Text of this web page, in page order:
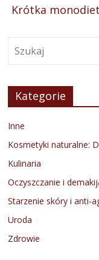
Krótka
Kategorie
Inne
Kosmetyki naturalne:
Kulinaria
Oczyszczanie i
Starzenie skóry i anti-
Uroda
Zdrowie